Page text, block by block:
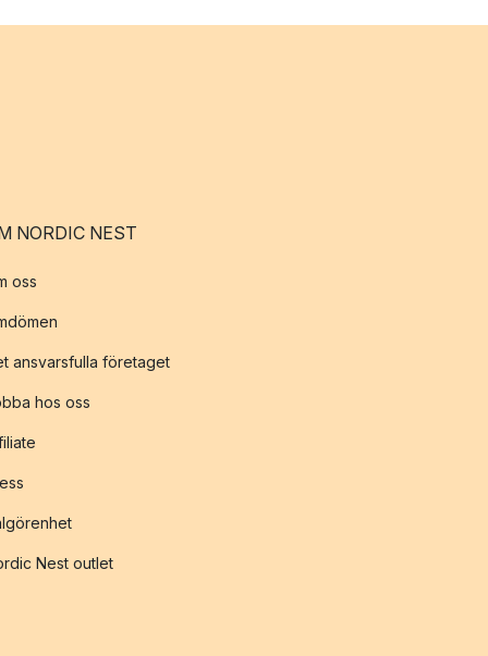
NORDIC NEST
oss
ansvarsfulla företaget
hos oss
Nest outlet